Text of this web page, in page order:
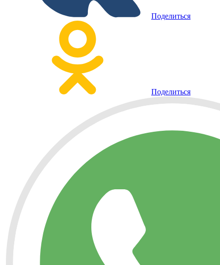
Поделиться
Поделиться